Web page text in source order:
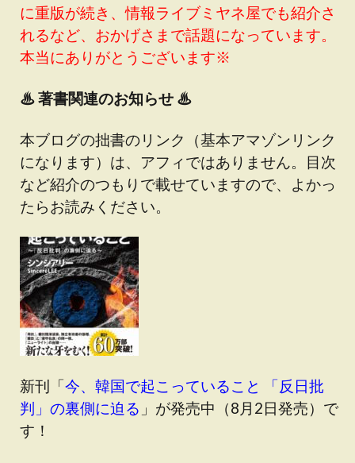
に重版が続き、情報ライブミヤネ屋でも紹介さ
れるなど、おかげさまで話題になっています。
本当にありがとうございます※
♨著書関連のお知らせ ♨
本ブログの拙書のリンク（基本アマゾンリンク
になります）は、アフィではありません。目次
など紹介のつもりで載せていますので、よかっ
たらお読みください。
新刊「今、韓国で起こっていること 「反日批
判」の裏側に迫る 」が発売中（8月2日発売）で
す！